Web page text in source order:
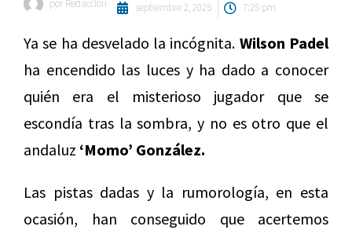
por Redaccion septiembre 2, 2025 7:25 pm
Ya se ha desvelado la incógnita. Wilson Padel
ha encendido las luces y ha dado a conocer
quién era el misterioso jugador que se
escondía tras la sombra, y no es otro que el
andaluz ‘Momo’ González.
Las pistas dadas y la rumorología, en esta
ocasión, han conseguido que acertemos